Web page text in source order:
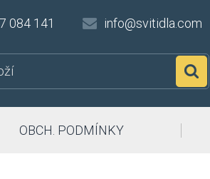
084 141 info@svitidla.com
OBCH. PODMÍNKY